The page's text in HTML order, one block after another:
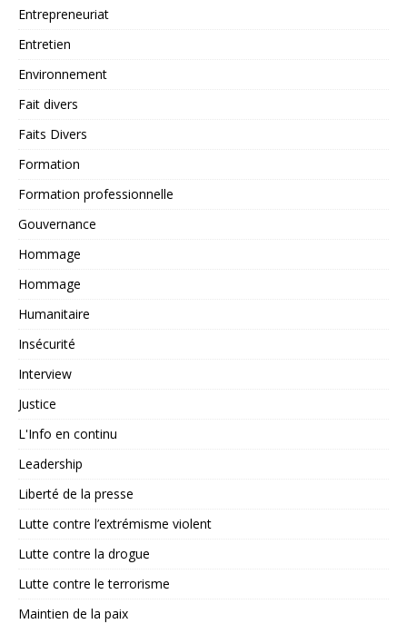
Entrepreneuriat
Entretien
Environnement
Fait divers
Faits Divers
Formation
Formation professionnelle
Gouvernance
Hommage
Hommage
Humanitaire
Insécurité
Interview
Justice
L'Info en continu
Leadership
Liberté de la presse
Lutte contre l’extrémisme violent
Lutte contre la drogue
Lutte contre le terrorisme
Maintien de la paix